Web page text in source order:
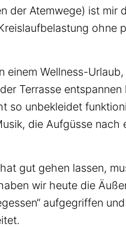
der Atemwege) ist mir
ohne
einem Wellness-
Terrasse
so unbekleidet
die Aufgüsse nach
gut gehen lassen,
wir heute die
aufgegriffen